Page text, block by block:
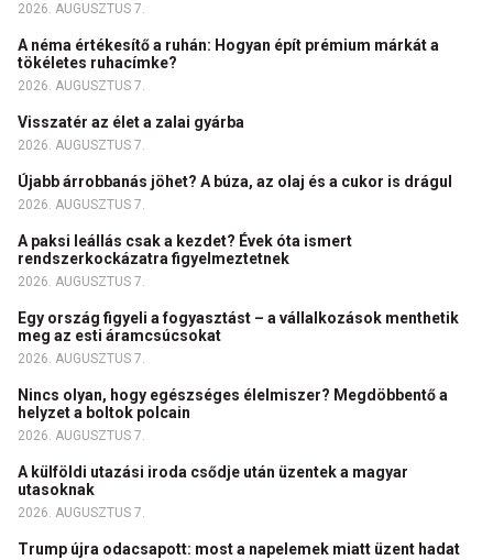
2026. AUGUSZTUS 7.
A néma értékesítő a ruhán: Hogyan épít prémium márkát a
tökéletes ruhacímke?
2026. AUGUSZTUS 7.
Visszatér az élet a zalai gyárba
2026. AUGUSZTUS 7.
Újabb árrobbanás jöhet? A búza, az olaj és a cukor is drágul
2026. AUGUSZTUS 7.
A paksi leállás csak a kezdet? Évek óta ismert
rendszerkockázatra figyelmeztetnek
2026. AUGUSZTUS 7.
Egy ország figyeli a fogyasztást – a vállalkozások menthetik
meg az esti áramcsúcsokat
2026. AUGUSZTUS 7.
Nincs olyan, hogy egészséges élelmiszer? Megdöbbentő a
helyzet a boltok polcain
2026. AUGUSZTUS 7.
A külföldi utazási iroda csődje után üzentek a magyar
utasoknak
2026. AUGUSZTUS 7.
Trump újra odacsapott: most a napelemek miatt üzent hadat